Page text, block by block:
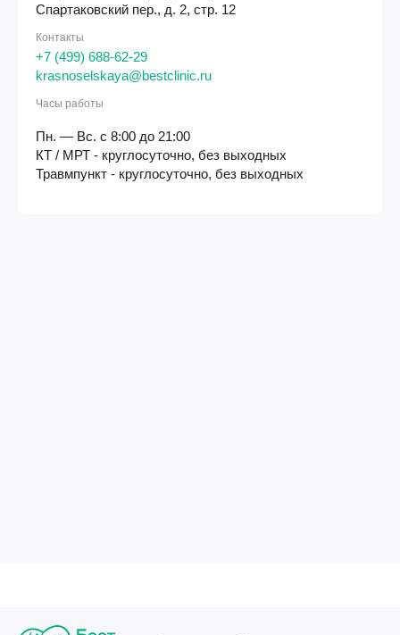
Спартаковский пер., д. 2, стр. 12
Контакты
+7 (499) 688-62-29
krasnoselskaya@bestclinic.ru
Часы работы
Пн. — Вс. с 8:00 до 21:00
КТ / МРТ - круглосуточно, без выходных
Травмпункт - круглосуточно, без выходных